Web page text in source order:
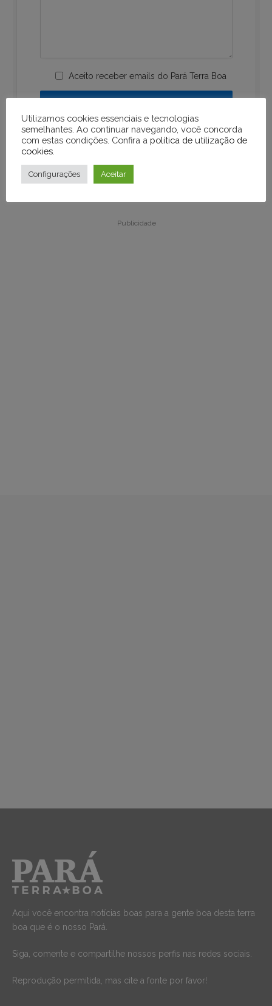
Aceito receber emails do Pará Terra Boa
Publicidade
Publicidade
Aqui você encontra notícias boas para a gente boa desta terra
boa que é o nosso Pará.
Siga, comente e compartilhe nossos perfis nas redes sociais.
Reprodução permitida, mas cite a fonte por favor!
Utilizamos cookies essenciais e tecnologias
semelhantes. Ao continuar navegando, você concorda
com estas condições. Confira a política de utilização de
cookies
Configurações Aceitar